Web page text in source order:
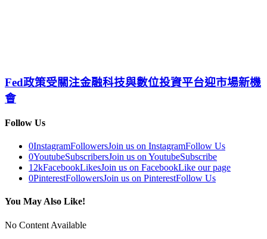
Fed政策受關注金融科技與數位投資平台迎市場新機
會
Follow Us
0InstagramFollowersJoin us on InstagramFollow Us
0YoutubeSubscribersJoin us on YoutubeSubscribe
12kFacebookLikesJoin us on FacebookLike our page
0PinterestFollowersJoin us on PinterestFollow Us
You May Also Like!
No Content Available